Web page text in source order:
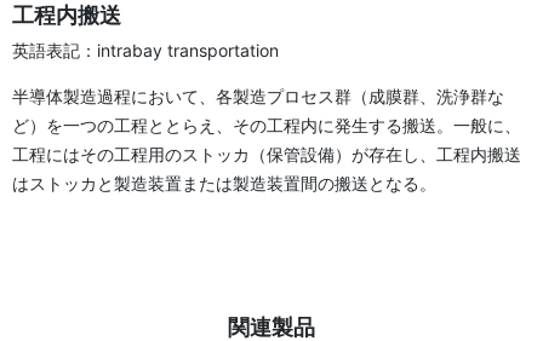
工程内搬送
英語表記：intrabay transportation
半導体製造過程において、各製造プロセス群（成膜群、洗浄群な
ど）を一つの工程ととらえ、その工程内に発生する搬送。一般に、
工程にはその工程用のストッカ（保管設備）が存在し、工程内搬送
はストッカと製造装置または製造装置間の搬送となる。
関連製品